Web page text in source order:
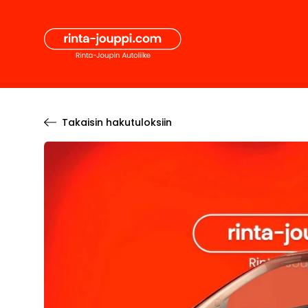
sisältöön
Takaisin hakutuloksiin